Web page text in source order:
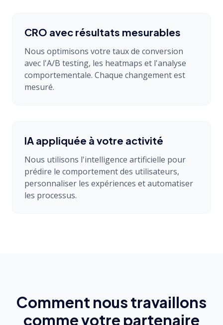
CRO avec résultats mesurables
Nous optimisons votre taux de conversion
avec l'A/B testing, les heatmaps et l'analyse
comportementale. Chaque changement est
mesuré.
IA appliquée à votre activité
Nous utilisons l'intelligence artificielle pour
prédire le comportement des utilisateurs,
personnaliser les expériences et automatiser
les processus.
Comment nous travaillons
comme votre partenaire